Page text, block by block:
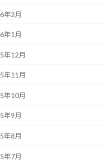
年2月
年1月
年12月
年11月
年10月
年9月
年8月
年7月